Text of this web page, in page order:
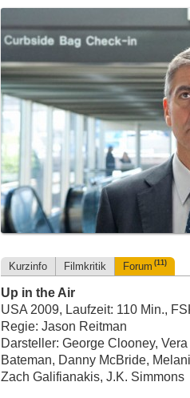
Kurzinfo Filmkritik Forum (11)
Up in the Air
USA 2009, Laufzeit: 110 Min.,
Regie: Jason Reitman
Darsteller: George Clooney,
Bateman, Danny McBride,
Zach Galifianakis, J.K. Simmons